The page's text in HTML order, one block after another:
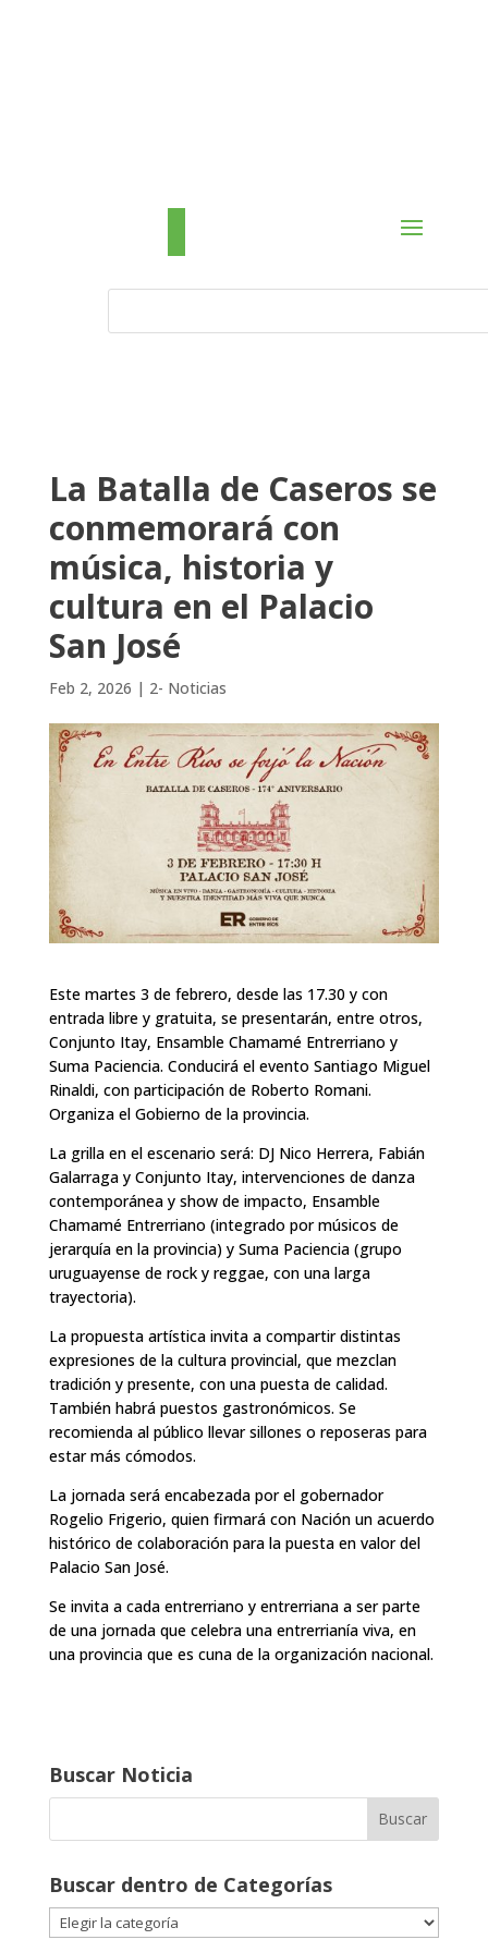
La Batalla de Caseros se
conmemorará con
música, historia y
cultura en el Palacio
San José
Feb 2, 2026 | 2- Noticias
Este martes 3 de febrero, desde las 17.30 y con
entrada libre y gratuita, se presentarán, entre otros,
Conjunto Itay, Ensamble Chamamé Entrerriano y
Suma Paciencia. Conducirá el evento Santiago Miguel
Rinaldi, con participación de Roberto Romani.
Organiza el Gobierno de la provincia.
La grilla en el escenario será: DJ Nico Herrera, Fabián
Galarraga y Conjunto Itay, intervenciones de danza
contemporánea y show de impacto, Ensamble
Chamamé Entrerriano (integrado por músicos de
jerarquía en la provincia) y Suma Paciencia (grupo
uruguayense de rock y reggae, con una larga
trayectoria).
La propuesta artística invita a compartir distintas
expresiones de la cultura provincial, que mezclan
tradición y presente, con una puesta de calidad.
También habrá puestos gastronómicos. Se
recomienda al público llevar sillones o reposeras para
estar más cómodos.
La jornada será encabezada por el gobernador
Rogelio Frigerio, quien firmará con Nación un acuerdo
histórico de colaboración para la puesta en valor del
Palacio San José.
Se invita a cada entrerriano y entrerriana a ser parte
de una jornada que celebra una entrerrianía viva, en
una provincia que es cuna de la organización nacional.
Buscar Noticia
Buscar dentro de Categorías
Buscar
dentro